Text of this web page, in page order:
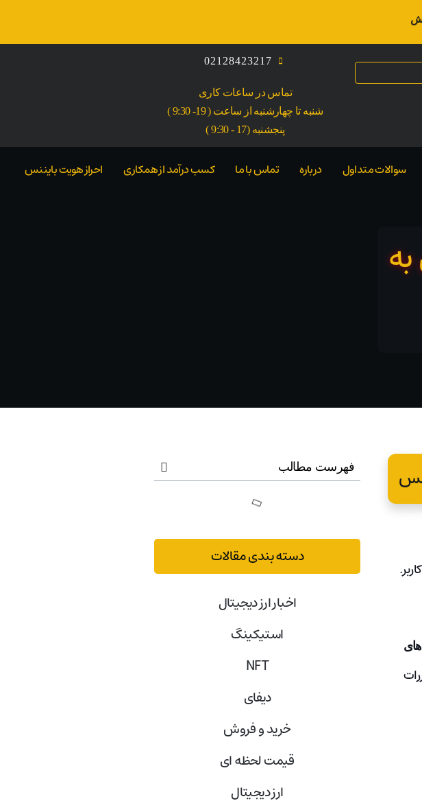
02128423217
تماس در ساعات کاری
شنبه تا چهارشنبه از ساعت ( 19- 9:30 )
پنجشنبه (17 - 9:30 )
سوالات متداول درباره تماس با ما کسب درآمد از همکاری احراز هویت بایننس
فهرست مطالب
دسته بندی مقالات
اخبار ارز دیجیتال
استیکینگ
NFT
دیفای
خرید و فروش
قیمت لحظه ای
ارز دیجیتال